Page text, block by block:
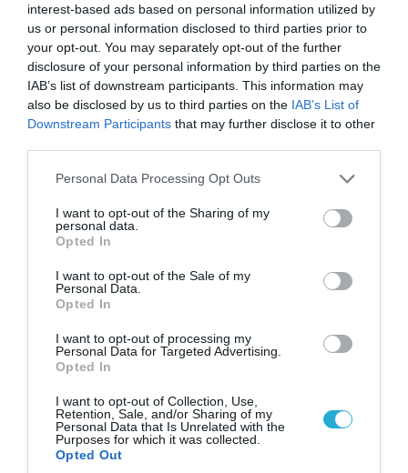
interest-based ads based on personal information utilized by
us or personal information disclosed to third parties prior to
your opt-out. You may separately opt-out of the further
disclosure of your personal information by third parties on the
IAB’s list of downstream participants. This information may
also be disclosed by us to third parties on the IAB’s List of
Downstream Participants that may further disclose it to other
Please note that this website/app uses one or more Google
not limited to your visit or usage behaviour. You may click to
grant or deny consent to Google and its third-party tags to
use your data for below specified purposes in below Google
consent section.
Personal Data Processing Opt Outs
I want to opt-out of the Sharing of my
personal data.
Opted In
I want to opt-out of the Sale of my
Personal Data.
Opted In
I want to opt-out of processing my
Personal Data for Targeted Advertising.
Opted In
I want to opt-out of Collection, Use,
Retention, Sale, and/or Sharing of my
Personal Data that Is Unrelated with the
Purposes for which it was collected.
Opted Out
06.08.2026 | 09:02
ΗΠΑ: Nέα στοιχεία για το περιστατικό με το
προεδρικό ελικόπτερο Marine One – Βρέθηκε
δίπλα σε επιβατικό αεροσκάφος
ΠΟΛΙΤΙΚΗ